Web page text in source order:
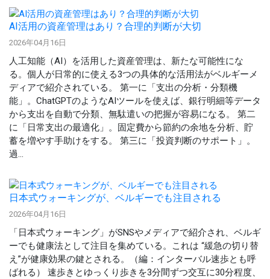
AI活用の資産管理はあり？合理的判断が大切
2026年04月16日
人工知能（AI）を活用した資産管理は、新たな可能性にな
る。個人が日常的に使える3つの具体的な活用法がベルギーメ
ディアで紹介されている。 第一に「支出の分析・分類機
能」。ChatGPTのようなAIツールを使えば、銀行明細等データ
から支出を自動で分類、無駄遣いの把握が容易になる。 第二
に「日常支出の最適化」。固定費から節約の余地を分析、貯
蓄を増やす手助けをする。 第三に「投資判断のサポート」。
過...
日本式ウォーキングが、ベルギーでも注目される
2026年04月16日
「日本式ウォーキング」がSNSやメディアで紹介され、ベルギ
ーでも健康法として注目を集めている。これは “緩急の切り替
え”が健康効果の鍵とされる。（編：インターバル速歩とも呼
ばれる） 速歩きとゆっくり歩きを3分間ずつ交互に30分程度、